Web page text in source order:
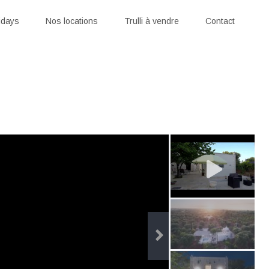
Nos locations Trulli à vendre Contact